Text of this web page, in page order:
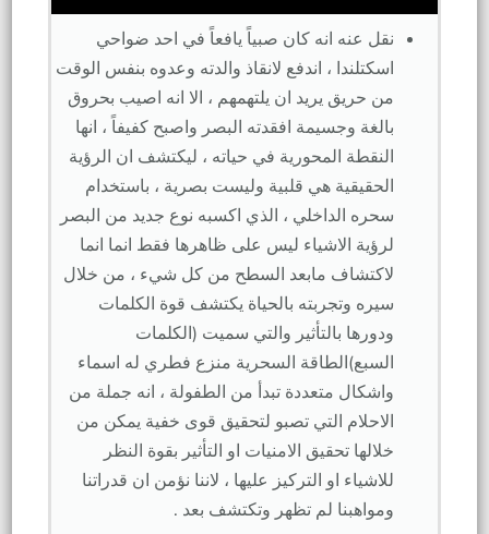
نقل عنه انه كان صبياً يافعاً في احد ضواحي
اسكتلندا ، اندفع لانقاذ والدته وعدوه بنفس الوقت
من حريق يريد ان يلتهمهم ، الا انه اصيب بحروق
بالغة وجسيمة افقدته البصر واصبح كفيفاً ، انها
النقطة المحورية في حياته ، ليكتشف ان الرؤية
الحقيقية هي قلبية وليست بصرية ، باستخدام
سحره الداخلي ، الذي اكسبه نوع جديد من البصر
لرؤية الاشياء ليس على ظاهرها فقط انما انما
لاكتشاف مابعد السطح من كل شيء ، من خلال
سيره وتجربته بالحياة يكتشف قوة الكلمات
ودورها بالتأثير والتي سميت (الكلمات
السبع)الطاقة السحرية منزع فطري له اسماء
واشكال متعددة تبدأ من الطفولة ، انه جملة من
الاحلام التي تصبو لتحقيق قوى خفية يمكن من
خلالها تحقيق الامنيات او التأثير بقوة النظر
للاشياء او التركيز عليها ، لاننا نؤمن ان قدراتنا
ومواهبنا لم تظهر وتكتشف بعد .